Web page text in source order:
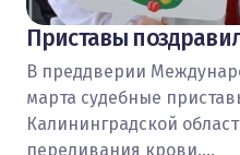
Приставы
В преддверии
марта судебные
Калининградской
переливания крови.…